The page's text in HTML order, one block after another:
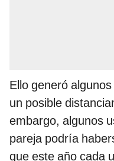
Ello generó
un posible
embargo, algunos
pareja podría
que este año cada